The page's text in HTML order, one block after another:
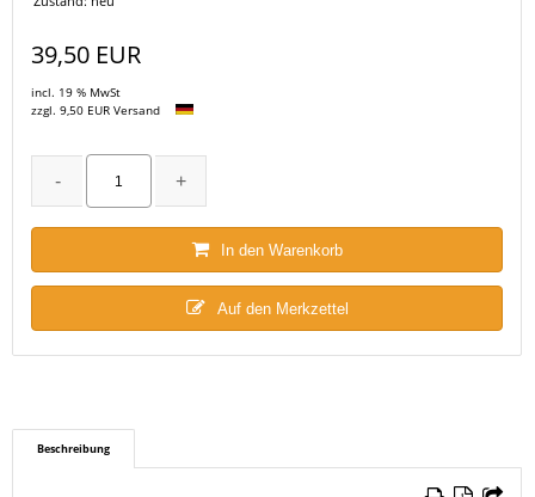
39,50 EUR
incl. 19 % MwSt
zzgl. 9,50 EUR Versand
In den Warenkorb
Auf den Merkzettel
Beschreibung